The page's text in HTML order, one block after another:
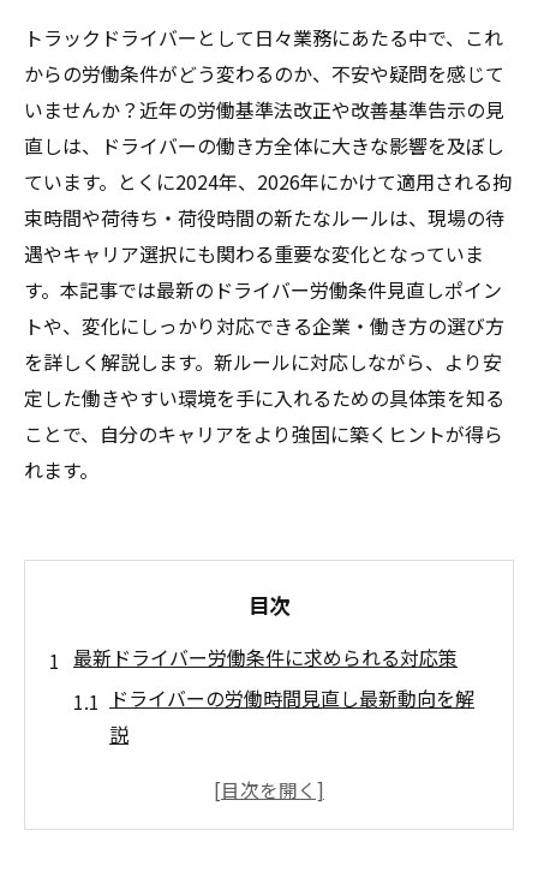
トラックドライバーとして日々業務にあたる中で、これ
からの労働条件がどう変わるのか、不安や疑問を感じて
いませんか？近年の労働基準法改正や改善基準告示の見
直しは、ドライバーの働き方全体に大きな影響を及ぼし
ています。とくに2024年、2026年にかけて適用される拘
束時間や荷待ち・荷役時間の新たなルールは、現場の待
遇やキャリア選択にも関わる重要な変化となっていま
す。本記事では最新のドライバー労働条件見直しポイン
トや、変化にしっかり対応できる企業・働き方の選び方
を詳しく解説します。新ルールに対応しながら、より安
定した働きやすい環境を手に入れるための具体策を知る
ことで、自分のキャリアをより強固に築くヒントが得ら
れます。
目次
最新ドライバー労働条件に求められる対応策
ドライバーの労働時間見直し最新動向を解
説
ドライバーが取るべき労働条件改善の具体